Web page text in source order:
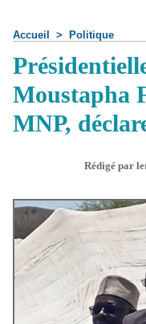
Accueil > Politique
Moustapha
MNP,
Rédigé par